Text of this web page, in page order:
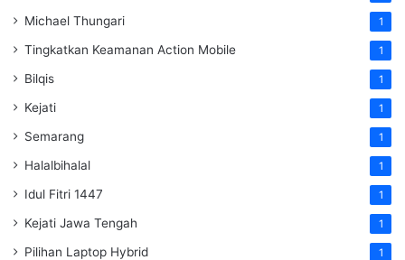
Michael Thungari 1
Tingkatkan Keamanan Action Mobile 1
Bilqis 1
Kejati 1
Semarang 1
Halalbihalal 1
Idul Fitri 1447 1
Kejati Jawa Tengah 1
Pilihan Laptop Hybrid 1